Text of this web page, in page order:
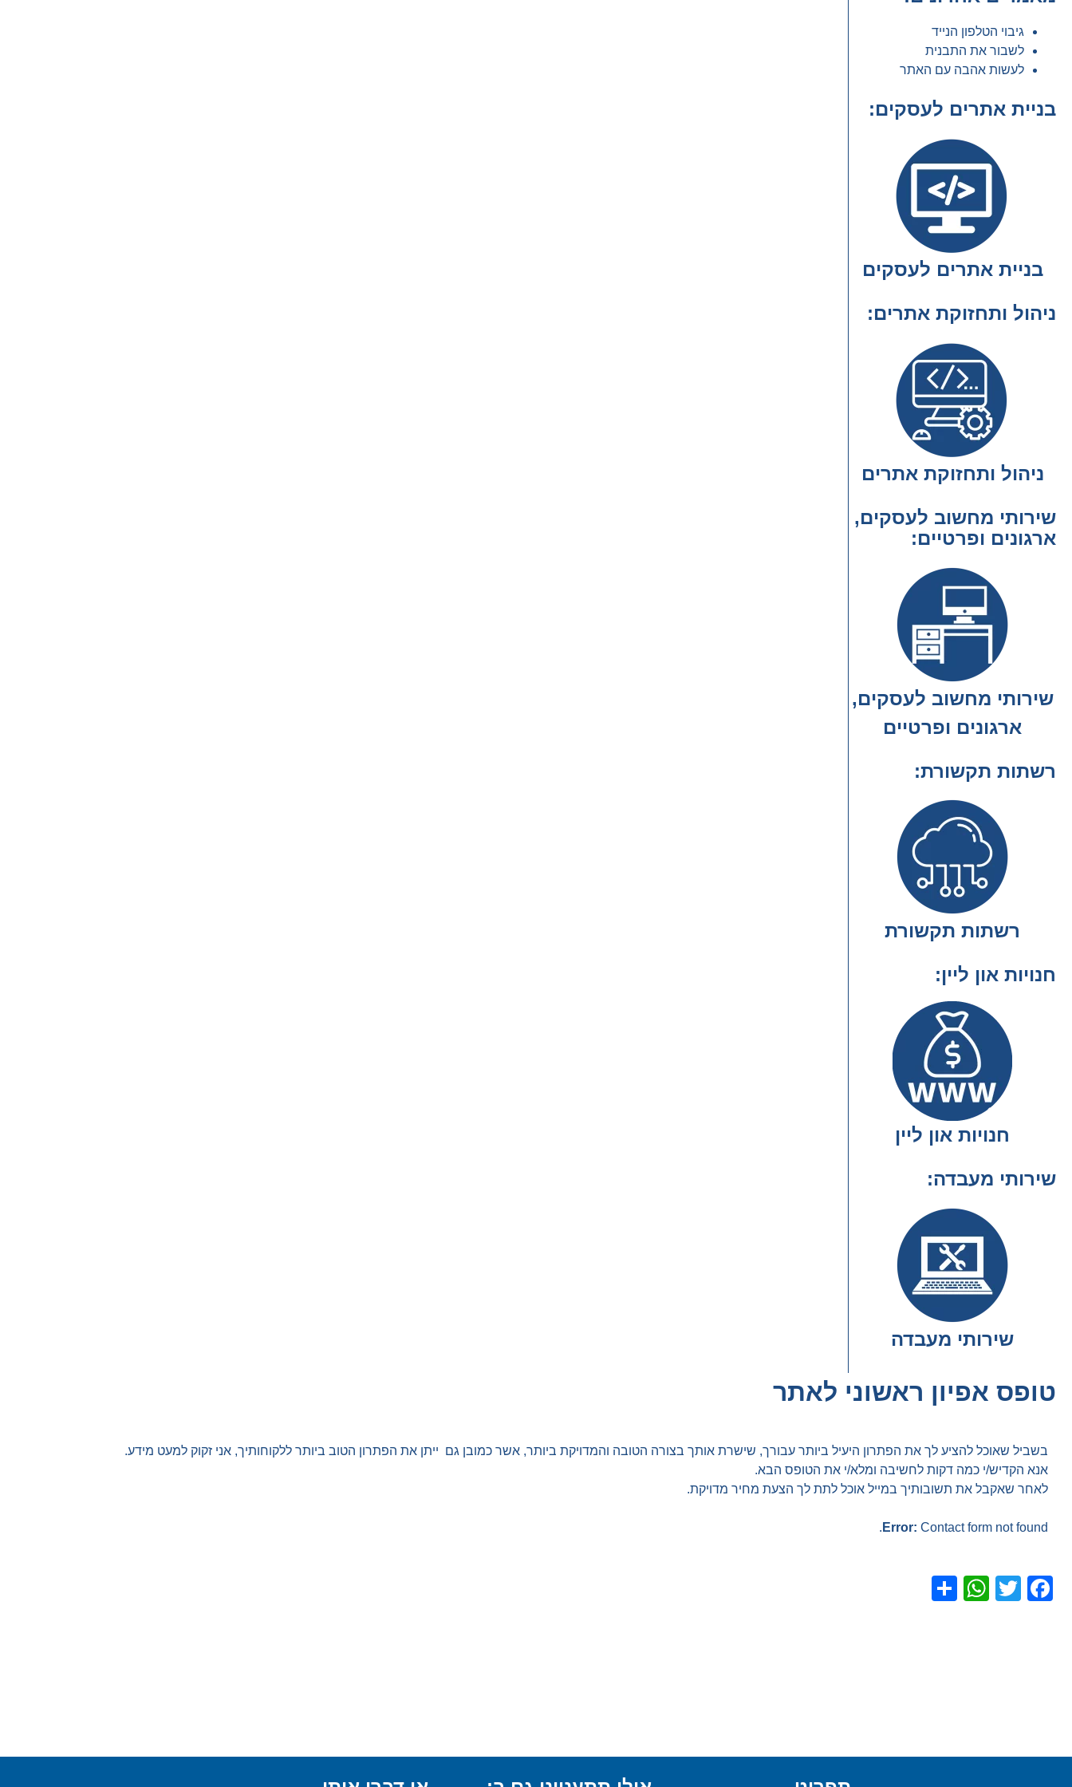
גיבוי הטלפון הנייד
לשבור את התבנית
לעשות אהבה עם האתר
בניית אתרים לעסקים
בניית אתרים לעסקים
ניהול ותחזוקת אתרים
ניהול ותחזוקת אתרים
שירותי מחשוב לעסקים,
ארגונים ופרטיים
שירותי מחשוב לעסקים,
ארגונים ופרטיים
רשתות תקשורת
רשתות תקשורת
חנויות און ליין
חנויות און ליין
שירותי מעבדה
שירותי מעבדה
טופס אפיון ראשוני לאתר
בשביל שאוכל להציע לך את הפתרון היעיל ביותר עבורך, שישרת אותך בצורה הטובה והמדויקת ביותר, אשר כמובן גם ייתן את הפתרון הטוב ביותר ללקוחותיך, אני זקוק למעט מידע.
אנא הקדיש/י כמה דקות לחשיבה ומלא/י את הטופס הבא.
לאחר שאקבל את תשובותיך במייל אוכל לתת לך הצעת מחיר מדויקת.
Error: Contact form not found.
Facebook
Twitter
WhatsApp